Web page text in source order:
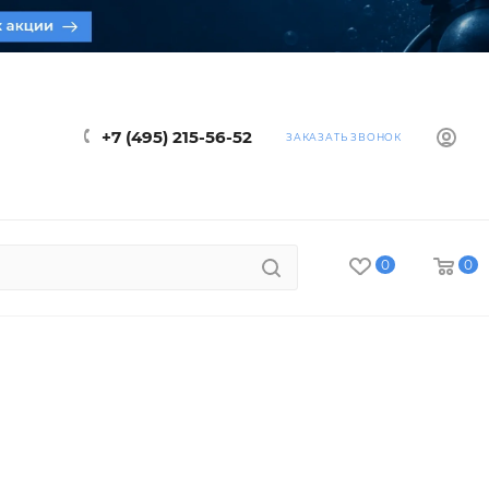
+7 (495) 215-56-52 ЗАКАЗАТЬ ЗВОНОК
0 0